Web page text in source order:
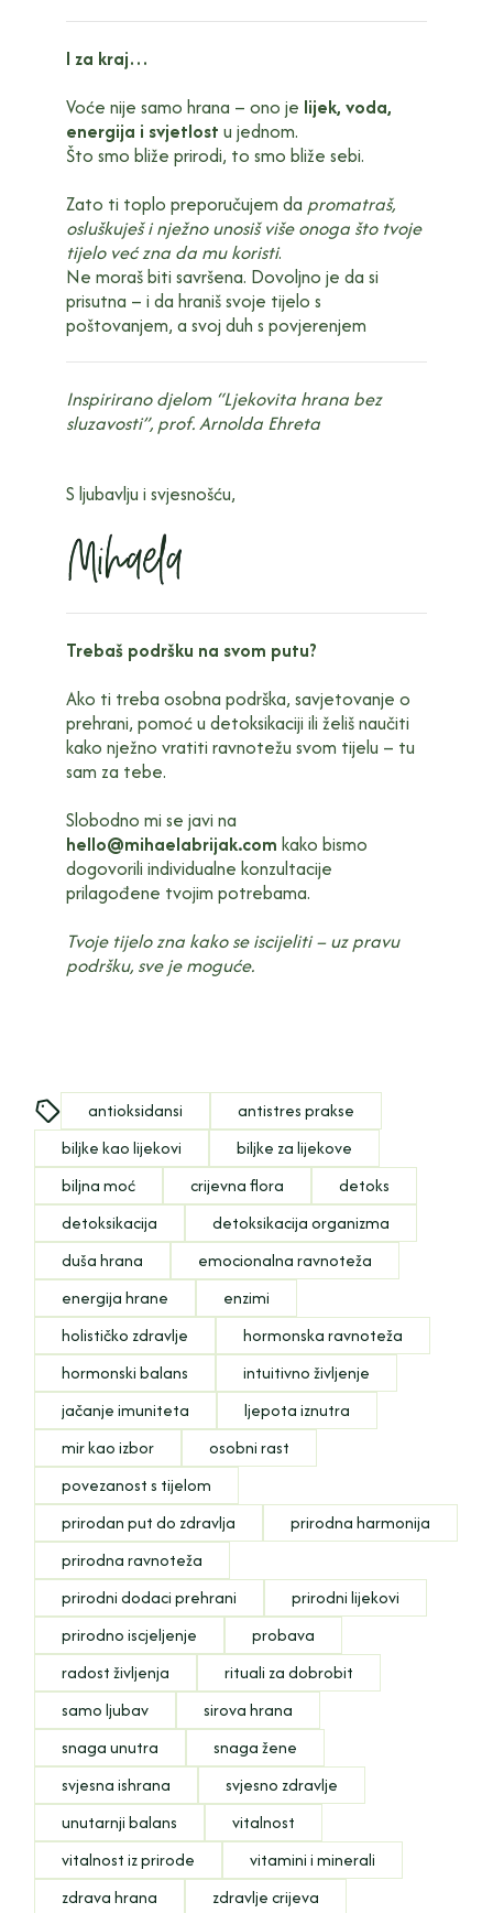
I za kraj…
Voće nije samo hrana – ono je lijek, voda,
energija i svjetlost u jednom.
Što smo bliže prirodi, to smo bliže sebi.
Zato ti toplo preporučujem da promatraš,
osluškuješ i nježno unosiš više onoga što tvoje
tijelo već zna da mu koristi.
Ne moraš biti savršena. Dovoljno je da si
prisutna – i da hraniš svoje tijelo s
poštovanjem, a svoj duh s povjerenjem
Inspirirano djelom “Ljekovita hrana bez
sluzavosti”, prof. Arnolda Ehreta
S ljubavlju i svjesnošću,
Trebaš podršku na svom putu?
Ako ti treba osobna podrška, savjetovanje o
prehrani, pomoć u detoksikaciji ili želiš naučiti
kako nježno vratiti ravnotežu svom tijelu – tu
sam za tebe.
Slobodno mi se javi na
hello@mihaelabrijak.com kako bismo
dogovorili individualne konzultacije
prilagođene tvojim potrebama.
Tvoje tijelo zna kako se iscijeliti – uz pravu
podršku, sve je moguće.
antioksidansi
antistres prakse
biljke kao lijekovi
biljke za lijekove
biljna moć
crijevna flora
detoks
detoksikacija
detoksikacija organizma
duša hrana
emocionalna ravnoteža
energija hrane
enzimi
holističko zdravlje
hormonska ravnoteža
hormonski balans
intuitivno življenje
jačanje imuniteta
ljepota iznutra
mir kao izbor
osobni rast
povezanost s tijelom
prirodan put do zdravlja
prirodna harmonija
prirodna ravnoteža
prirodni dodaci prehrani
prirodni lijekovi
prirodno iscjeljenje
probava
radost življenja
rituali za dobrobit
samo ljubav
sirova hrana
snaga unutra
snaga žene
svjesna ishrana
svjesno zdravlje
unutarnji balans
vitalnost
vitalnost iz prirode
vitamini i minerali
zdrava hrana
zdravlje crijeva